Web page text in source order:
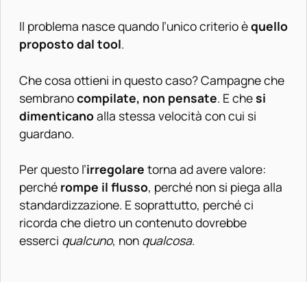
Il problema nasce quando l’unico criterio èquello
proposto dal tool.
Che cosa ottieni in questo caso? Campagne che
sembranocompilate, non pensate. E chesi
dimenticanoalla stessa velocità con cui si
guardano.
Per questo l’irregolare torna ad avere valore:
perché rompe il flusso, perché non si piega alla
standardizzazione. E soprattutto, perché ci
ricorda che dietro un contenuto dovrebbe
esserci qualcuno, non qualcosa.